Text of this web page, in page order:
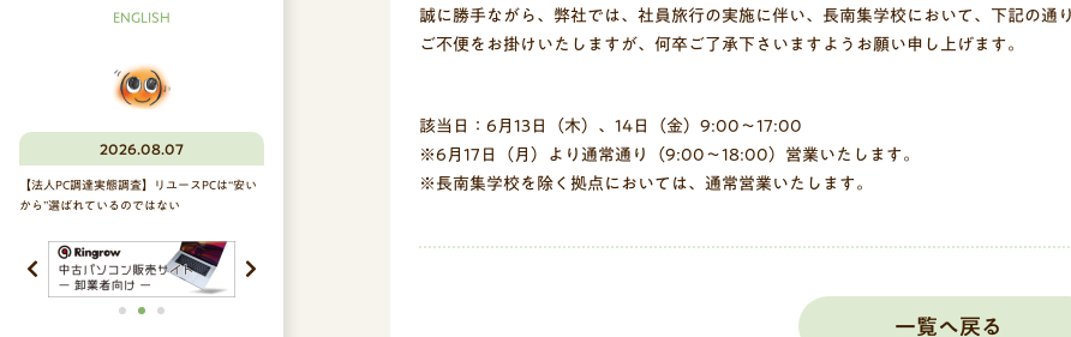
ENGLISH
2026.08.07
【法人PC調達実態調査】リユースPCは“安い
から”選ばれているのではない
誠に勝手ながら、弊社では、社員旅行の実施に伴い、長南集学校において、下記の通
ご不便をお掛けいたしますが、何卒ご了承下さいますようお願い申し上げます。
該当日：6月13日（木）、14日（金）9:00～17:00
※6月17日（月）より通常通り（9:00～18:00）営業いたします。
※長南集学校を除く拠点においては、通常営業いたします。
一覧へ戻る